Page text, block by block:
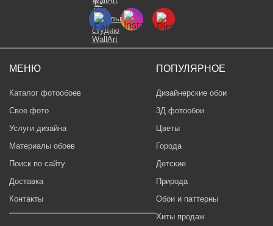
МЕНЮ
Каталог фотообоев
Свое фото
Услуги дизайна
Материалы обоев
Поиск по сайту
Доставка
Контакты
ПОПУЛЯРНОЕ
Дизайнерские обои
3Д фотообои
Цветы
Города
Детские
Природа
Обои и паттерны
Хиты продаж